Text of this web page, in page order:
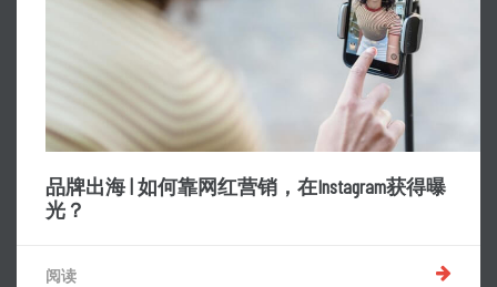
品牌出海 | 如何靠网红营销，在Instagram获得曝
光？
阅读